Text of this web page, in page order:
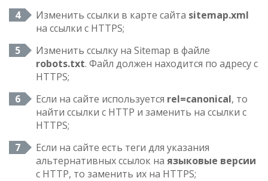
Изменить ссылки в карте сайта sitemap.xml
на ссылки с HTTPS;
Изменить ссылку на Sitemap в файле
robots.txt. Файл должен находится по адресу с
HTTPS;
Если на сайте используется rel=canonical, то
найти ссылки с HTTP и заменить на ссылки с
HTTPS;
Если на сайте есть теги для указания
альтернативных ссылок на языковые версии
с HTTP, то заменить их на HTTPS;